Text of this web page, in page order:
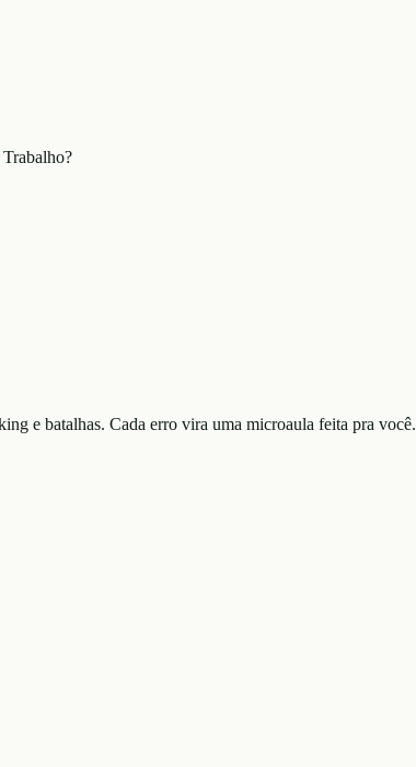
e batalhas. Cada erro vira uma microaula feita pra você.